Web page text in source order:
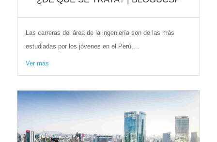
Las carreras del área de la ingeniería son de las más
estudiadas por los jóvenes en el Perú,...
Ver más